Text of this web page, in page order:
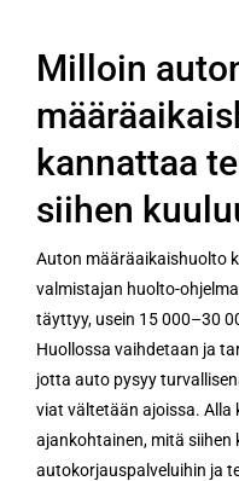
Milloin
kannattaa
siihen
Auton määräaikaishuolto
valmistajan huolto-
täyttyy, usein 15 000–30
Huollossa vaihdetaan ja
jotta auto pysyy
viat vältetään ajoissa. Alla
ajankohtainen, mitä siihen
autokorjauspalveluihin ja